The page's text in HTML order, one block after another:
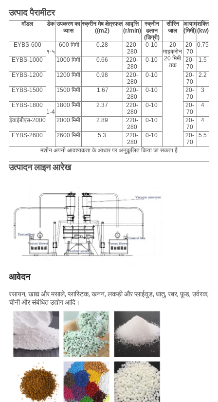
उत्पाद पैरामीटर
मॉडल डेक उपकरण का
व्यास
स्क्रीन मेष क्षेत्रफल
((m2)
आवृत्ति
(r/min)
स्क्रीन
ढलान
(डिग्री)
सीरिन
जाल
आयाम
(मिमी)
शक्ति
(kw)
EYBS-600
१-५
600 मिमी 0.28
220-
280
0-10
20
माइक्रोन
20 मिमी
तक
20-
70
0.75
EYBS-1000 1000 मिमी 0.66
220-
280
0-10
20-
70
1.5
EYBS-1200 1200 मिमी 0.98
220-
280
0-10
20-
70
2.2
EYBS-1500 1500 मिमी 1.67
220-
280
0-10
20-
70
3
EYBS-1800
1-4
1800 मिमी 2.37
220-
280
0-10
20-
70
4
ईवाईबीएस-2000 2000 मिमी 2.89
220-
280
0-10
20-
70
4
EYBS-2600 2600 मिमी 5.3
220-
280
0-10
20-
70
5.5
मशीन अपनी आवश्यकता के आधार पर अनुकूलित किया जा सकता है
उत्पादन लाइन आरेख
आवेदन
रसायन, खाद्य और मसाले, प्लास्टिक, खनन, लकड़ी और प्लाईवुड, धातु, रबर, फ़ूड, उर्वरक,
चीनी और संबंधित उद्योग आदि।